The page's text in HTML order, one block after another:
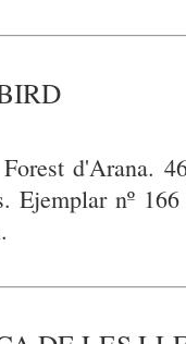
d'Arana.
Ejemplar nº